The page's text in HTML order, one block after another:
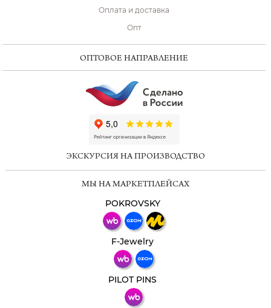
Оплата и доставка
Опт
ОПТОВОЕ НАПРАВЛЕНИЕ
ЭКСКУРСИЯ НА ПРОИЗВОДСТВО
МЫ НА МАРКЕТПЛЕЙСАХ
POKROVSKY
F-Jewelry
PILOT PINS